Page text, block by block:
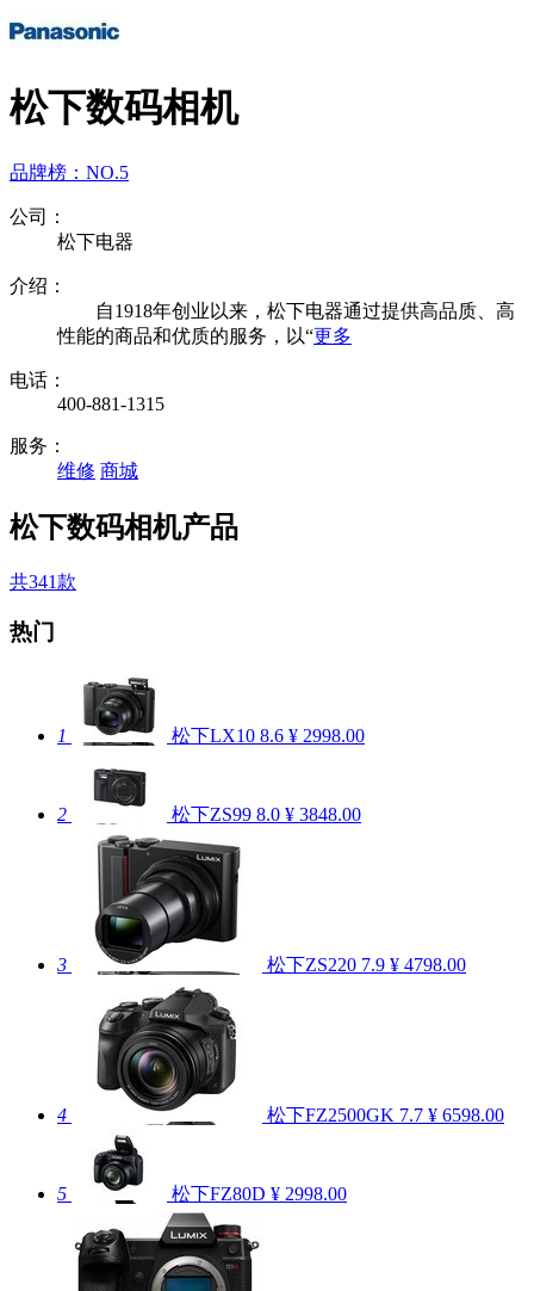
松下数码相机
品牌榜： NO.5
公司：
松下电器
介绍：
自1918年创业以来，松下电器通过提供高品质、高
性能的商品和优质的服务，以“更多
电话：
400-881-1315
服务：
维修 商城
松下数码相机产品
共341款
热门
1 松下LX10 8.6 ¥ 2998.00
2 松下ZS99 8.0 ¥ 3848.00
3 松下ZS220 7.9 ¥ 4798.00
4 松下FZ2500GK 7.7 ¥ 6598.00
5 松下FZ80D ¥ 2998.00